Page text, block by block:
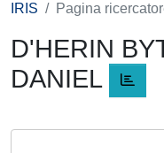
IRIS Pagina
D'HERIN
DANIEL